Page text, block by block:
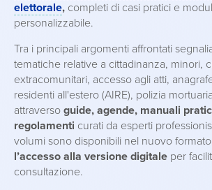
elettorale, completi di casi pratici e
personalizzabile.
Tra i principali argomenti affrontati
tematiche relative a cittadinanza, minori,
extracomunitari, accesso agli atti,
residenti all'estero (AIRE), polizia
attraverso guide, agende, manuali
regolamenti curati da esperti
volumi sono disponibili nel nuovo formato
l’accesso alla versione digitale per
consultazione.